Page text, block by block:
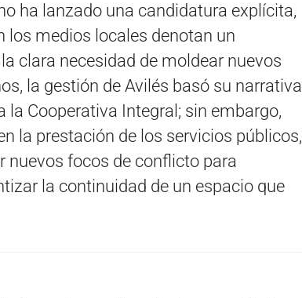
ha lanzado una candidatura explícita,
los medios locales denotan un
clara necesidad de moldear nuevos
la gestión de Avilés basó su narrativa
la Cooperativa Integral; sin embargo,
la prestación de los servicios públicos,
nuevos focos de conflicto para
la continuidad de un espacio que